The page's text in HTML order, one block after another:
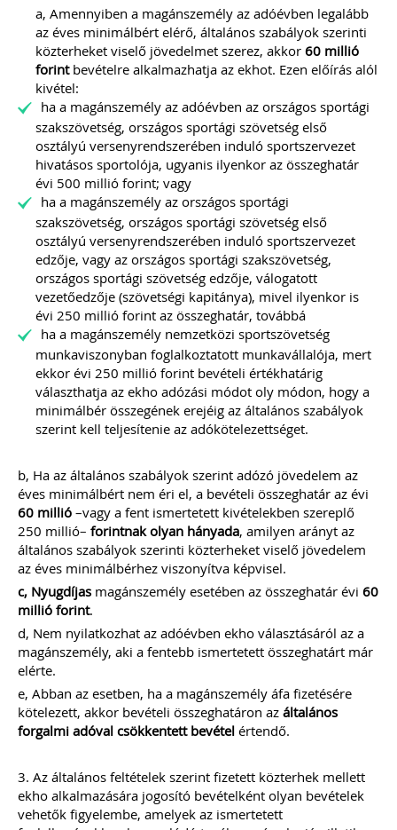
a, Amennyiben a magánszemély az adóévben legalább
az éves minimálbért elérő, általános szabályok szerinti
közterheket viselő jövedelmet szerez, akkor 60 millió
forintbevételre alkalmazhatja az ekhot. Ezen előírás alól
kivétel:
ha a magánszemély az adóévben az országos sportági
szakszövetség, országos sportági szövetség első
osztályú versenyrendszerében induló sportszervezet
hivatásos sportolója, ugyanis ilyenkor az összeghatár
évi 500 millió forint; vagy
ha a magánszemély az országos sportági
szakszövetség, országos sportági szövetség első
osztályú versenyrendszerében induló sportszervezet
edzője, vagy az országos sportági szakszövetség,
országos sportági szövetség edzője, válogatott
vezetőedzője (szövetségi kapitánya), mivel ilyenkor is
évi 250 millió forint az összeghatár, továbbá
ha a magánszemély nemzetközi sportszövetség
munkaviszonyban foglalkoztatott munkavállalója, mert
ekkor évi 250 millió forint bevételi értékhatárig
választhatja az ekho adózási módot oly módon, hogy a
minimálbér összegének erejéig az általános szabályok
szerint kell teljesítenie az adókötelezettséget.
b, Ha az általános szabályok szerint adózó jövedelem az
éves minimálbért nem éri el, a bevételi összeghatár az évi
60 millió –vagy a fent ismertetett kivételekben szereplő
250 millió– forintnak olyan hányada, amilyen arányt az
általános szabályok szerinti közterheket viselő jövedelem
az éves minimálbérhez viszonyítva képvisel.
c, Nyugdíjas magánszemély esetében az összeghatár évi 60
millió forint.
d, Nem nyilatkozhat az adóévben ekho választásáról az a
magánszemély, aki a fentebb ismertetett összeghatárt már
elérte.
e, Abban az esetben, ha a magánszemély áfa fizetésére
kötelezett, akkor bevételi összeghatáron az általános
forgalmi adóval csökkentett bevétel értendő.
3. Az általános feltételek szerint fizetett közterhek mellett
ekho alkalmazására jogosító bevételként olyan bevételek
vehetők figyelembe, amelyek az ismertetett